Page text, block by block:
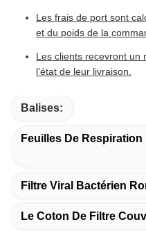
Les frais de port sont
et du poids de la
Les clients recevront un
l'état de leur livraison.
Balises:
Feuilles De
Filtre Viral Bactérien
Le Coton De Filtre